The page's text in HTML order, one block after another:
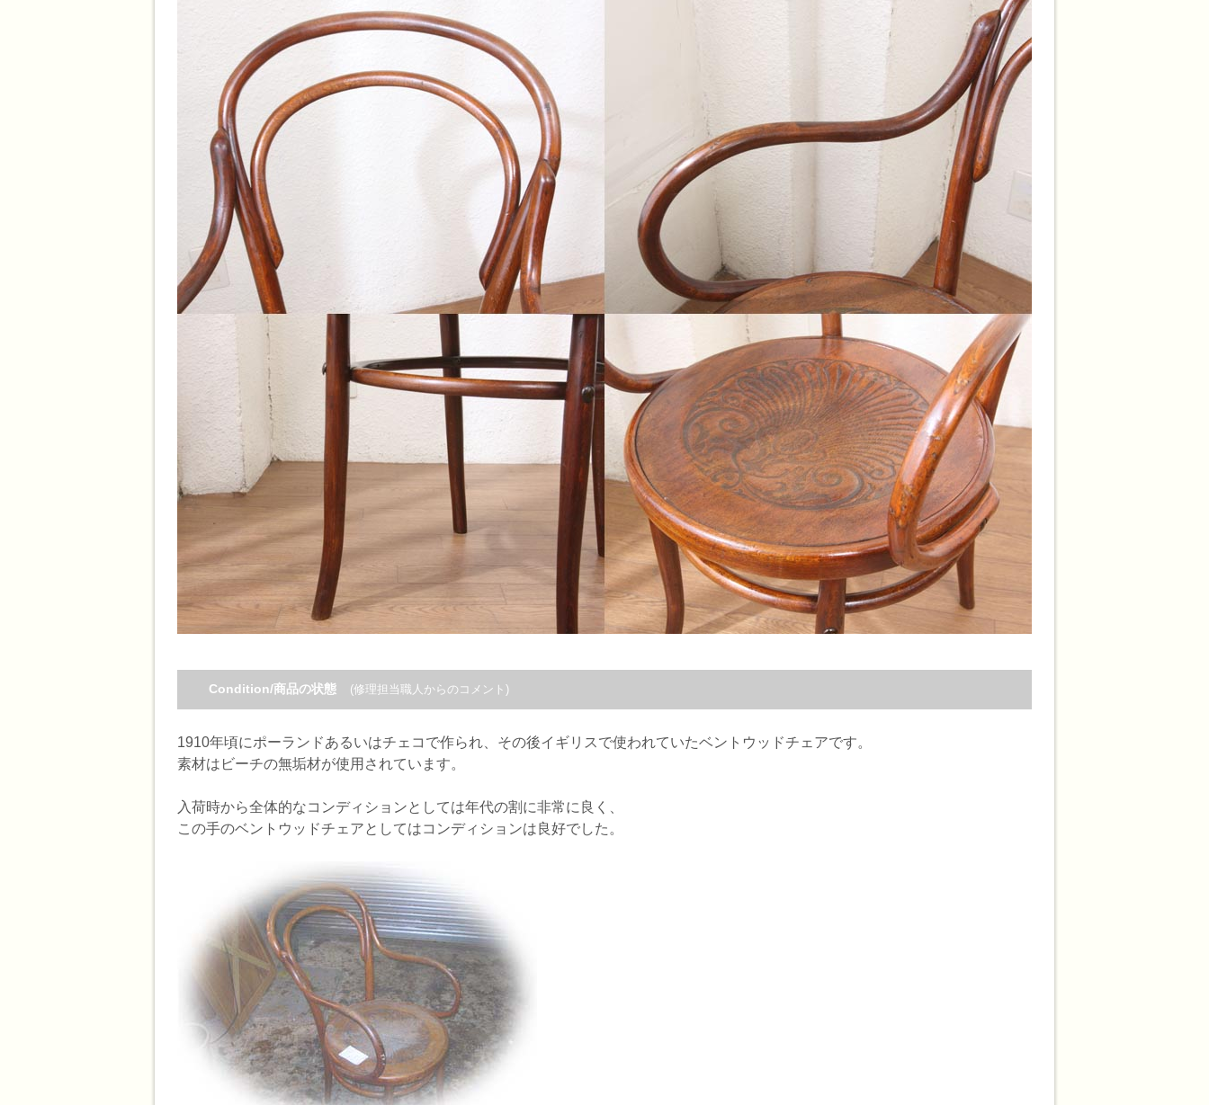
Condition/商品の状態 (修理担当職人からのコメント)
1910年頃にポーランドあるいはチェコで作られ、その後イギリスで使われていたベントウッドチェアです。
素材はビーチの無垢材が使用されています。
入荷時から全体的なコンディションとしては年代の割に非常に良く、
この手のベントウッドチェアとしてはコンディションは良好でした。